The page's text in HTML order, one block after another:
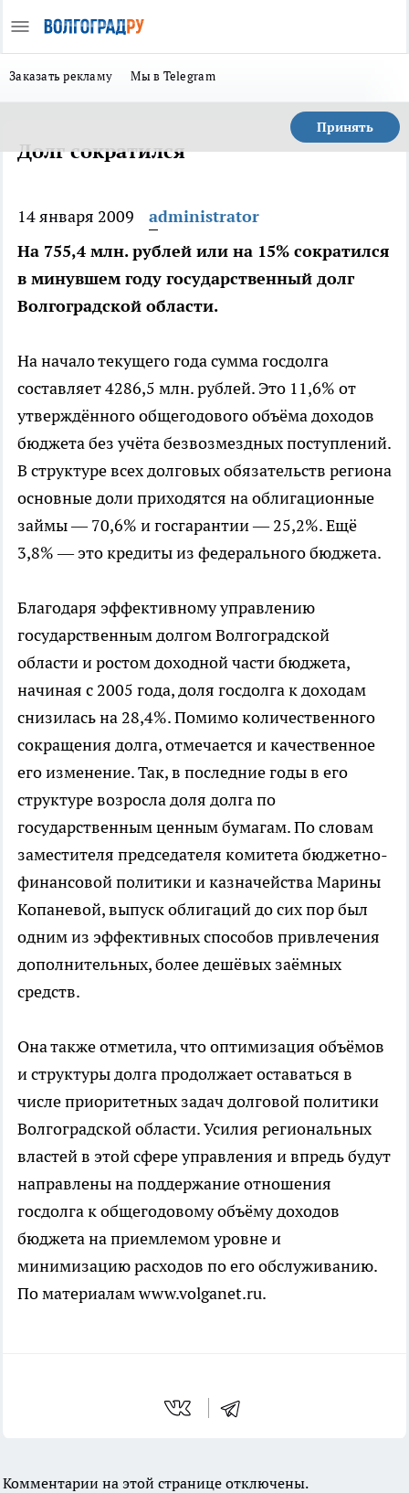
Заказать рекламу Мы в Telegram
Принять
Долг сократился
14 января 2009
administrator
На 755,4 млн. рублей или на 15% сократился
в минувшем году государственный долг
Волгоградской области.
На начало текущего года сумма госдолга
составляет 4286,5 млн. рублей. Это 11,6% от
утверждённого общегодового объёма доходов
бюджета без учёта безвозмездных поступлений.
В структуре всех долговых обязательств региона
основные доли приходятся на облигационные
займы — 70,6% и госгарантии — 25,2%. Ещё
3,8% — это кредиты из федерального бюджета.
Благодаря эффективному управлению
государственным долгом Волгоградской
области и ростом доходной части бюджета,
начиная с 2005 года, доля госдолга к доходам
снизилась на 28,4%. Помимо количественного
сокращения долга, отмечается и качественное
его изменение. Так, в последние годы в его
структуре возросла доля долга по
государственным ценным бумагам. По словам
заместителя председателя комитета бюджетно-
финансовой политики и казначейства Марины
Копаневой, выпуск облигаций до сих пор был
одним из эффективных способов привлечения
дополнительных, более дешёвых заёмных
средств.
Она также отметила, что оптимизация объёмов
и структуры долга продолжает оставаться в
числе приоритетных задач долговой политики
Волгоградской области. Усилия региональных
властей в этой сфере управления и впредь будут
направлены на поддержание отношения
госдолга к общегодовому объёму доходов
бюджета на приемлемом уровне и
минимизацию расходов по его обслуживанию.
По материалам www.volganet.ru.
Комментарии на этой странице отключены.